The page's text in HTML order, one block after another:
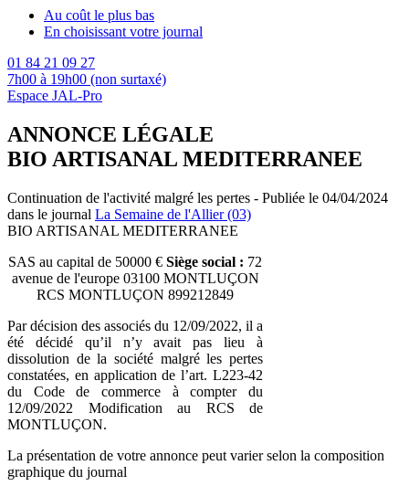
Au coût le plus bas
En choisissant votre journal
01 84 21 09 27
7h00 à 19h00 (non surtaxé)
Espace JAL-Pro
ANNONCE LÉGALE
BIO ARTISANAL MEDITERRANEE
Continuation de l'activité malgré les pertes - Publiée le 04/04/2024
dans le journal La Semaine de l'Allier (03)
BIO ARTISANAL MEDITERRANEE
SAS au capital de 50000 € Siège social : 72
avenue de l'europe 03100 MONTLUÇON
RCS MONTLUÇON 899212849
Par décision des associés du 12/09/2022, il a
été décidé qu’il n’y avait pas lieu à
dissolution de la société malgré les pertes
constatées, en application de l’art. L223-42
du Code de commerce à compter du
12/09/2022 Modification au RCS de
MONTLUÇON.
La présentation de votre annonce peut varier selon la composition
graphique du journal